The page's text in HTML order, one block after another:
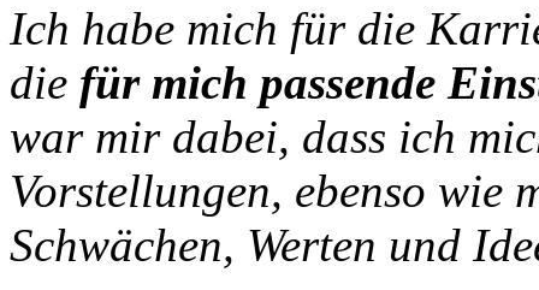
Ich habe mich für die
die für mich passende
war mir dabei, dass ich
Vorstellungen, ebenso wie
Schwächen, Werten und